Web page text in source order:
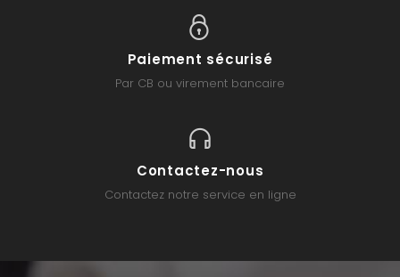
Paiement sécurisé
Par CB ou virement bancaire
Contactez-nous
Contactez notre service en ligne